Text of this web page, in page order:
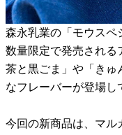
森永乳業の「モウスペ
数量限定で発売される
茶と黒ごま」や「きゅ
なフレーバーが登場し
今回の新商品は、マル